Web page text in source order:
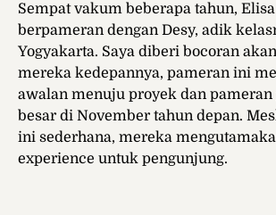
Sempat vakum beberapa tahun,
berpameran dengan Desy, adik
Yogyakarta. Saya diberi bocoran
mereka kedepannya, pameran ini
awalan menuju proyek dan pameran
besar di November tahun depan.
ini sederhana, mereka
experience untuk pengunjung.